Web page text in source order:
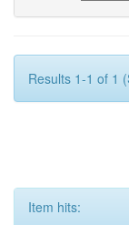
Results 1-1 of 1
Item hits: